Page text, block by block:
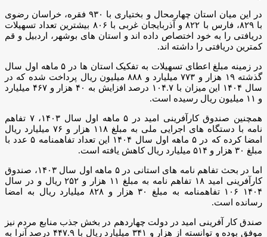
در این میان استان چهارمحال و بختیاری با ۹۳۰ فقره، خراسان رضوی
با ۸۲۹، فارس با ۸۲۲ و آذربایجان غربی با ۸۰۶ بیشترین تعداد تسهیلات
دریافتی را به خود اختصاص داده اند و استان های بوشهر، اردبیل و قم
کمترین دریافتی را داشته اند.
در زمینه مبلغ اعطای تسهیلات به تفکیک استان ها در ۵ ماهه اول سال
گذشته ۱۹ هزار و ۷۷۳ میلیارد و ۸۸۸ میلیون ریال پرداخت شده که در
سال ۱۴۰۴ این میزان با ۱۰۴.۷ درصد افزایش به ۴۰ هزار و ۴۶۷ میلیارد
و ۱۱ میلیون ریال رسیده است.
همچنین صندوق کارآفرینی امید در ۵ ماهه اول سال ۱۴۰۳، ۷ تفاهم
نامه با دستگاه های اجرایی ملی به مبلغ ۱۱۸ هزار و ۷۶ میلیارد ریال
امضا کرده که در ۵ ماهه اول سال ۱۴۰۴ این تعداد تفاهمنامه ۵ عدد با
مبلغ ۳۰ هزار و ۵۱۴ میلیارد ریال کاهش یافته است.
اما در بحث تفاهم نامه های استانی در ۵ ماهه اول سال ۱۴۰۳، صندوق
کارآفرینی امید ۱۸ تفاهم نامه به مبلغ ۱۱ هزار و ۲۵۲ ریال و در سال
۱۴۰۴ ۱۰۶ تفاهمنامه به مبلغ ۳۰ هزار و ۸۲۸ میلیارد ریال به امضا
رسانده است.
صندق کار آفرینی امید در دولت چهاردهم در بخش جذب منابع مردم نیز
موفق بوده و توانسته از هزار و ۳۴۱ میلیارد ریال با ۴۴۷.۹ درصد آنرا به